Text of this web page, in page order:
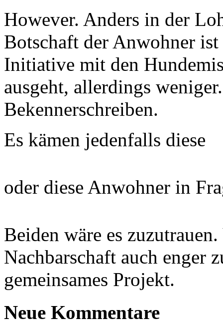
However. Anders in der
Botschaft der Anwohner
Initiative mit den
ausgeht, allerdings
Bekennerschreiben.
Es kämen jedenfalls diese
oder diese Anwohner in
Beiden wäre es
Nachbarschaft auch enger
gemeinsames Projekt.
Neue Kommentare